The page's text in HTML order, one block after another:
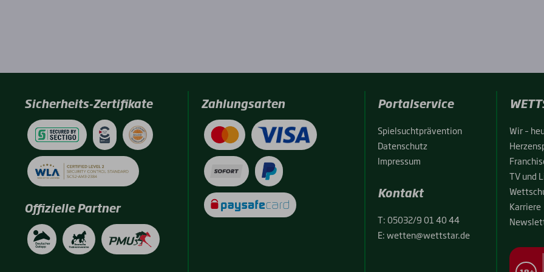
Sicherheits-Zertifikate
Offizielle Partner
Zahlungsarten Portalservice
Spiel­sucht­prä­ven­ti­on
Daten­schutz
Impres­sum
Kontakt
T:05032/9 01 40 44
E:wetten@wettstar.de
Wir –
TV und
Kar­rie­re